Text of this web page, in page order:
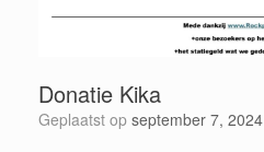
Donatie Kika
Geplaatst op september 7, 2024